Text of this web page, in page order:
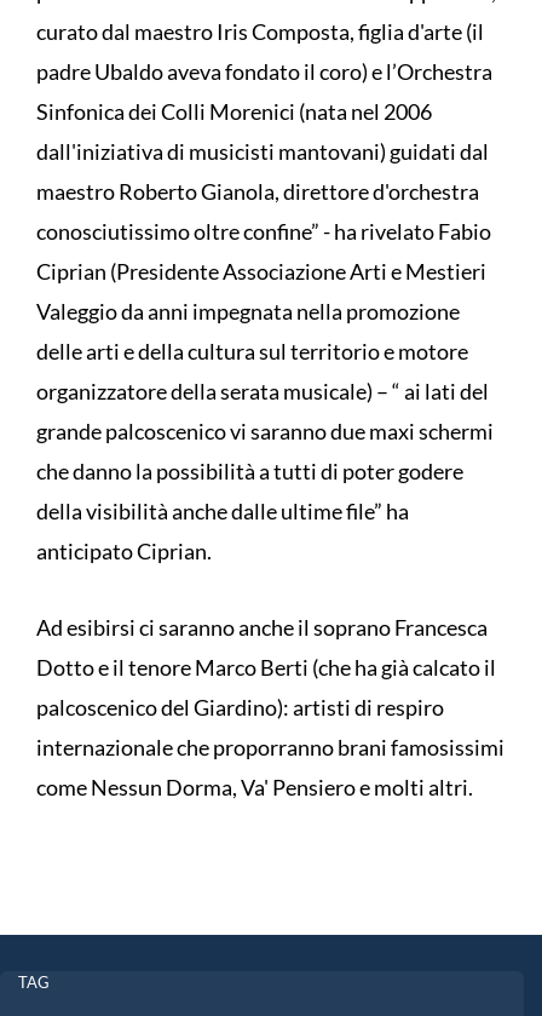
curato dal maestro Iris Composta, figlia d'arte (il
padre Ubaldo aveva fondato il coro) e l’Orchestra
Sinfonica dei Colli Morenici (nata nel 2006
dall'iniziativa di musicisti mantovani) guidati dal
maestro Roberto Gianola, direttore d'orchestra
conosciutissimo oltre confine” - ha rivelato Fabio
Ciprian (Presidente Associazione Arti e Mestieri
Valeggio da anni impegnata nella promozione
delle arti e della cultura sul territorio e motore
organizzatore della serata musicale) – “ ai lati del
grande palcoscenico vi saranno due maxi schermi
che danno la possibilità a tutti di poter godere
della visibilità anche dalle ultime file” ha
anticipato Ciprian.
Ad esibirsi ci saranno anche il soprano Francesca
Dotto e il tenore Marco Berti (che ha già calcato il
palcoscenico del Giardino): artisti di respiro
internazionale che proporranno brani famosissimi
come Nessun Dorma, Va' Pensiero e molti altri.
TAG